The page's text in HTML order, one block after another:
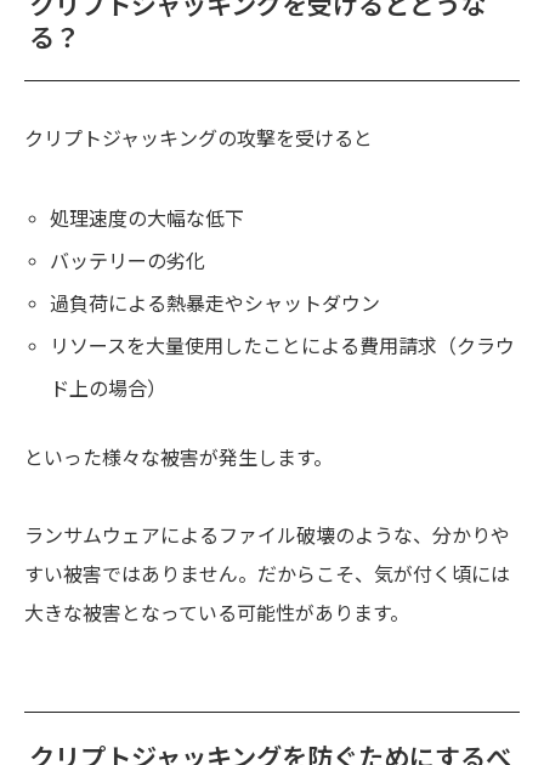
る？
クリプトジャッキングの攻撃を受けると
処理速度の大幅な低下
バッテリーの劣化
過負荷による熱暴走やシャットダウン
リソースを大量使用したことによる費用請求（クラウ
ド上の場合）
といった様々な被害が発生します。
ランサムウェアによるファイル破壊のような、分かりや
すい被害ではありません。だからこそ、気が付く頃には
大きな被害となっている可能性があります。
クリプトジャッキングを防ぐためにするべ